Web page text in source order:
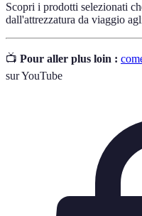
Scopri i prodotti selezionati
dall'attrezzatura da viaggio
📺 Pour aller plus loin :
sur YouTube